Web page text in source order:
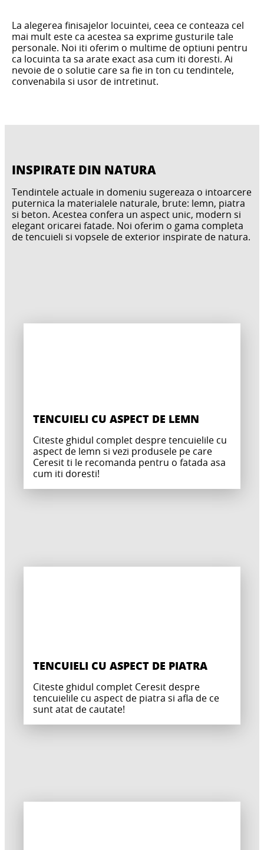
La alegerea finisajelor locuintei, ceea ce conteaza cel
mai mult este ca acestea sa exprime gusturile tale
personale. Noi iti oferim o multime de optiuni pentru
ca locuinta ta sa arate exact asa cum iti doresti. Ai
nevoie de o solutie care sa fie in ton cu tendintele,
convenabila si usor de intretinut.
INSPIRATE DIN NATURA
Tendintele actuale in domeniu sugereaza o intoarcere
puternica la materialele naturale, brute: lemn, piatra
si beton. Acestea confera un aspect unic, modern si
elegant oricarei fatade. Noi oferim o gama completa
de tencuieli si vopsele de exterior inspirate de natura.
TENCUIELI CU ASPECT DE LEMN
Citeste ghidul complet despre tencuielile cu
aspect de lemn si vezi produsele pe care
Ceresit ti le recomanda pentru o fatada asa
cum iti doresti!
TENCUIELI CU ASPECT DE PIATRA
Citeste ghidul complet Ceresit despre
tencuielile cu aspect de piatra si afla de ce
sunt atat de cautate!